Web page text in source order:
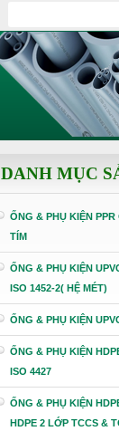
DANH MỤC
ỐNG & PHỤ KIỆN
TÍM
ỐNG & PHỤ KIỆN
ISO 1452-2( HỆ MÉT)
ỐNG & PHỤ KIỆN
ỐNG & PHỤ KIỆN
ISO 4427
ỐNG & PHỤ KIỆN
HDPE 2 LỚP TCCS &